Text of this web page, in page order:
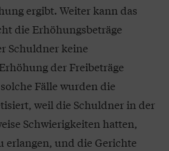
ergibt. Weiter kann das
die Erhöhungsbeträge
Schuldner keine
der Freibeträge
Fälle wurden die
weil die Schuldner in der
Schwierigkeiten hatten,
erlangen, und die Gerichte